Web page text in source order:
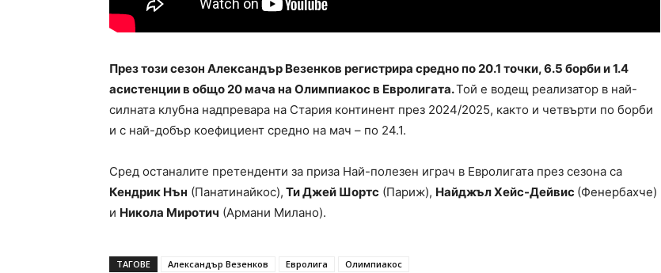
През този сезон Александър Везенков регистрира средно по 20.1 точки, 6.5 борби и 1.4
асистенции в общо 20 мача на Олимпиакос в Евролигата.Той е водещ реализатор в най-
силната клубна надпревара на Стария континент през 2024/2025, както и четвърти по борби
и с най-добър коефициент средно на мач – по 24.1.
Сред останалите претенденти за приза Най-полезен играч в Евролигата през сезона са
Кендрик Нън (Панатинайкос), Ти Джей Шортс (Париж), Найджъл Хейс-Дейвис (Фенербахче)
и Никола Миротич (Армани Милано).
ТАГОВЕ Александър Везенков Евролига Олимпиакос